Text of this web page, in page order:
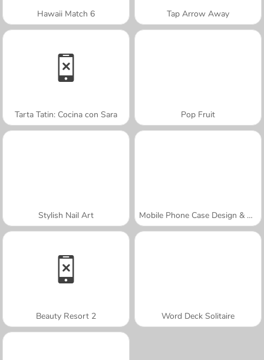
Hawaii Match 6 Tap Arrow Away
Tarta Tatin: Cocina con Sara Pop Fruit
Stylish Nail Art Mobile Phone Case Design & DIY
Beauty Resort 2 Word Deck Solitaire